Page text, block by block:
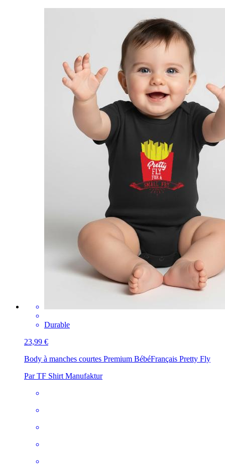
Durable
23,99 €
Body à manches courtes Premium BébéFrançais Pretty Fly
Par TF Shirt Manufaktur